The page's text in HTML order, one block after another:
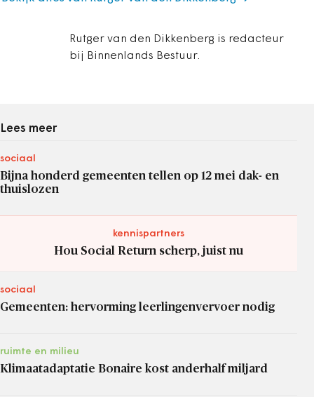
Rutger van den Dikkenberg is redacteur
bij Binnenlands Bestuur.
Lees meer
sociaal
Bijna honderd gemeenten tellen op 12 mei dak- en
thuislozen
kennispartners
Hou Social Return scherp, juist nu
sociaal
Gemeenten: hervorming leerlingenvervoer nodig
ruimte en milieu
Klimaatadaptatie Bonaire kost anderhalf miljard